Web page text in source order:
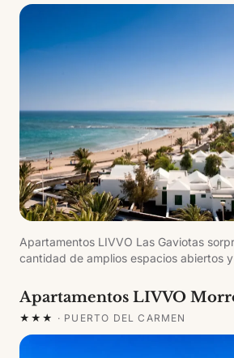
Atlántico.
Apartamentos LIVVO Las Gaviotas
cantidad de amplios espacios abiertos
apartamentos divididos en seis
propia piscina, conectados por amplias
Apartamentos LIVVO
★★★ · PUERTO DEL CARMEN